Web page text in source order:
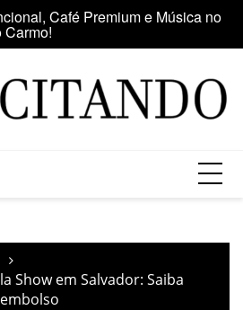
Latina participa da Feira
Lapa
Show em Salvador: Saiba